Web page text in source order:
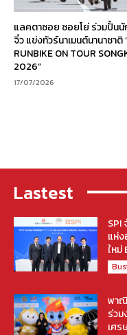
แลคตาซอย ซอยโย่ ร่วมปั้น
จิ๋ว แข่งทัวร์นาเมนต์นานาชาติ
RUNBIKE ON TOUR
2026”
17/07/2026
Lastest
SPI
แห่
ใหม่
พา
ร่ว
เศร